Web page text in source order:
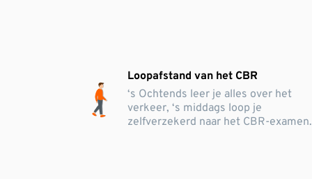
Loopafstand van het CBR
‘s Ochtends leer je alles over het
verkeer, ‘s middags loop je
zelfverzekerd naar het CBR-examen.